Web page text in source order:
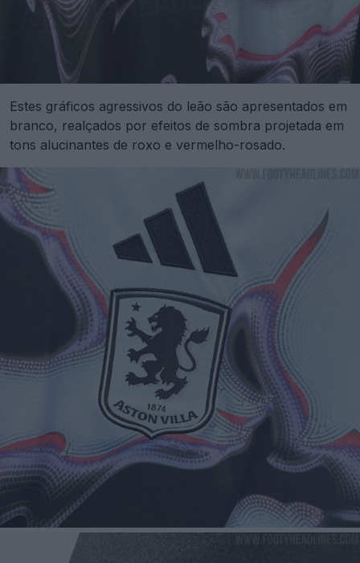
Estes gráficos agressivos do leão são apresentados em
branco, realçados por efeitos de sombra projetada em
tons alucinantes de roxo e vermelho-rosado.